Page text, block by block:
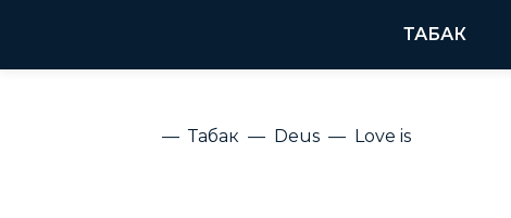
ТАБАК
Табак Deus Love is